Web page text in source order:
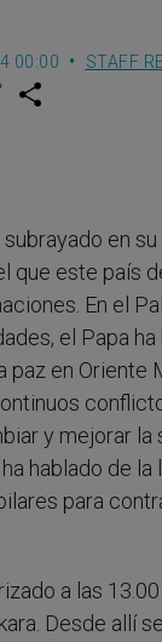
00:00 STAFF
w
subrayado en
que este país
En el
el Papa ha
paz en Oriente
y mejorar la
hablado de
para
a las
Desde allí